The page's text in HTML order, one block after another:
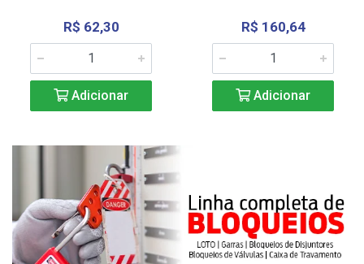
R$ 62,30
Adicionar
R$ 160,64
Adicionar